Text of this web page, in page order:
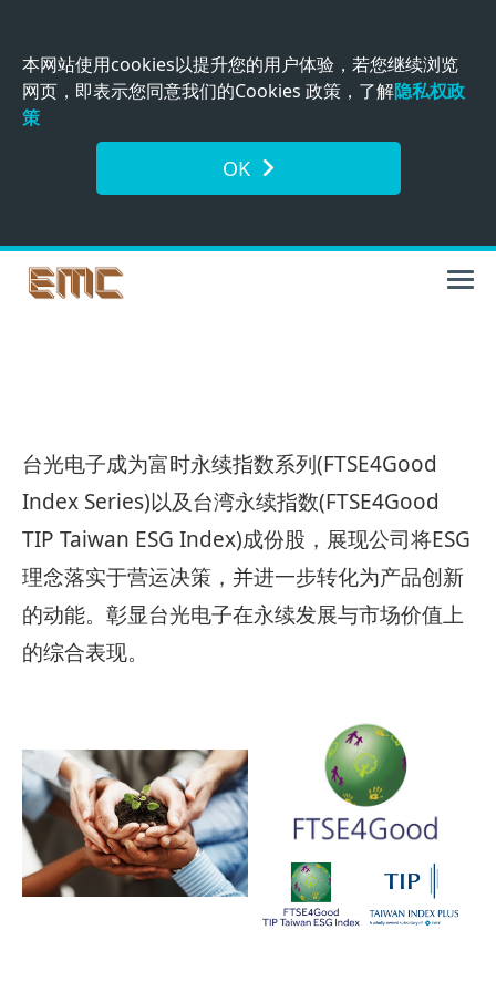
本网站使用cookies以提升您的用户体验，若您继续浏览
网页，即表示您同意我们的Cookies 政策，了解隐私权政
策
OK
台光电子成为富时永续指数系列(FTSE4Good
Index Series)以及台湾永续指数(FTSE4Good
TIP Taiwan ESG Index)成份股，展现公司将ESG
理念落实于营运决策，并进一步转化为产品创新
的动能。彰显台光电子在永续发展与市场价值上
的综合表现。